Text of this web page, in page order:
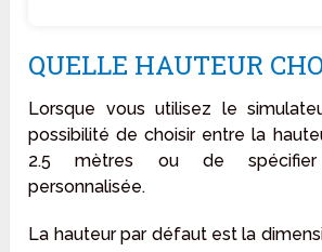
QUELLE HAUTEUR
Lorsque vous utilisez le
possibilité de choisir entre la
2.5 mètres ou de
personnalisée.
La hauteur par défaut est la